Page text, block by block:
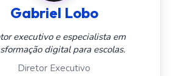
Gabriel Lobo
executivo e especialista em
digital para escolas.
Diretor Executivo